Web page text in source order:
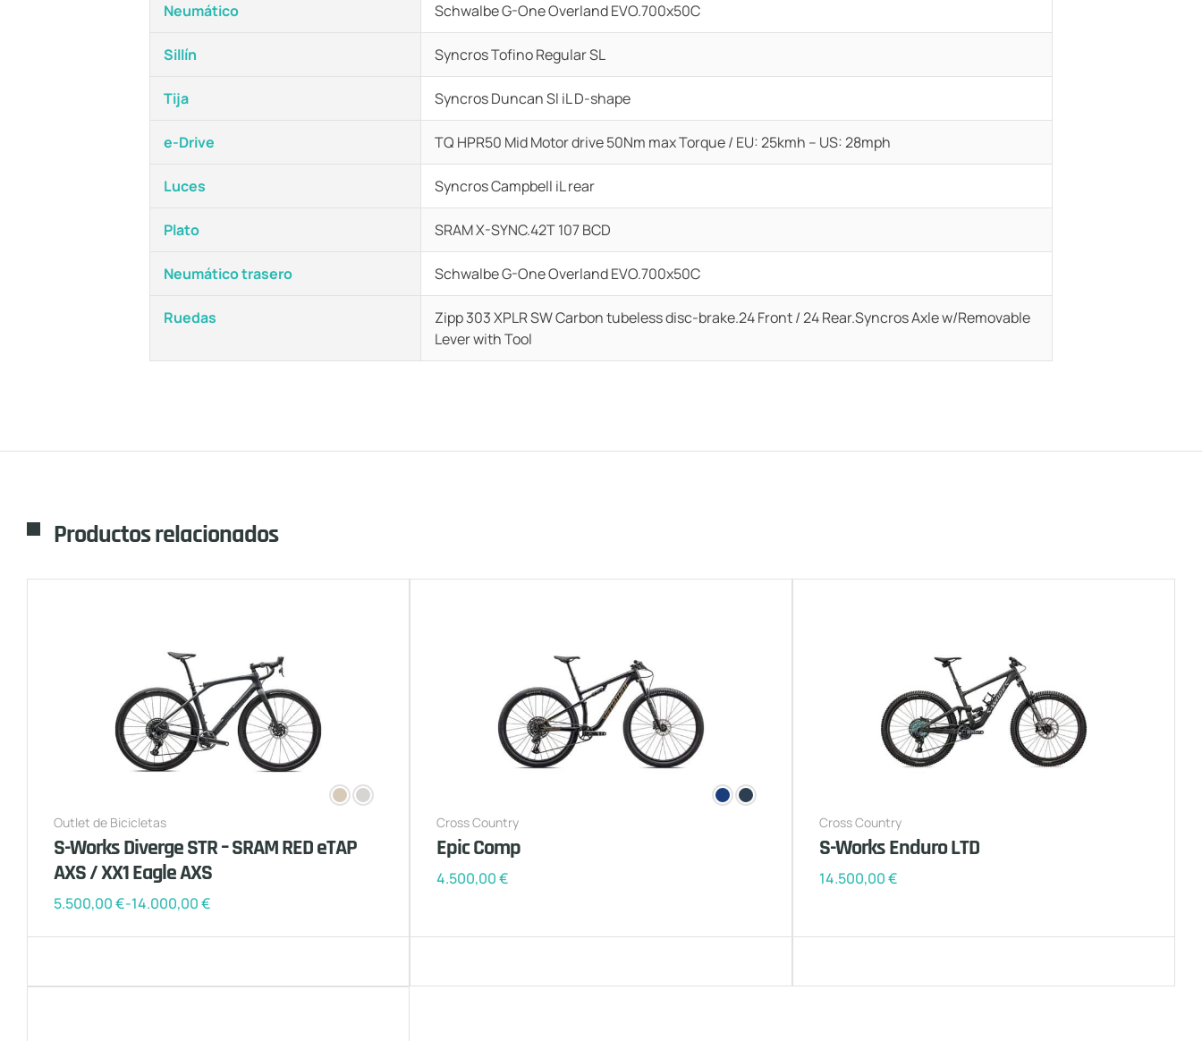
Neumático Schwalbe G-One Overland EVO.700x50C
Sillín Syncros Tofino Regular SL
Tija Syncros Duncan Sl iL D-shape
e-Drive TQ HPR50 Mid Motor drive 50Nm max Torque / EU: 25kmh – US: 28mph
Luces Syncros Campbell iL rear
Plato SRAM X-SYNC.42T 107 BCD
Neumático trasero Schwalbe G-One Overland EVO.700x50C
Ruedas
Zipp 303 XPLR SW Carbon tubeless disc-brake.24 Front / 24 Rear.Syncros Axle w/Removable
Lever with Tool
Productos relacionados
Outlet de Bicicletas
S-Works Diverge STR – SRAM RED eTAP
AXS / XX1 Eagle AXS
5.500,00€-14.000,00€
Cross Country
Epic Comp
4.500,00€
Cross Country
S-Works Enduro LTD
14.500,00€